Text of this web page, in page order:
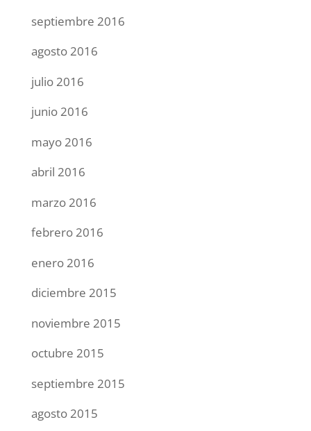
septiembre 2016
agosto 2016
julio 2016
junio 2016
mayo 2016
abril 2016
marzo 2016
febrero 2016
enero 2016
diciembre 2015
noviembre 2015
octubre 2015
septiembre 2015
agosto 2015